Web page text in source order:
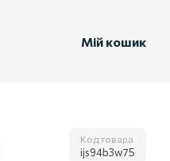
Мій кошик
Код товара
ijs94b3w75